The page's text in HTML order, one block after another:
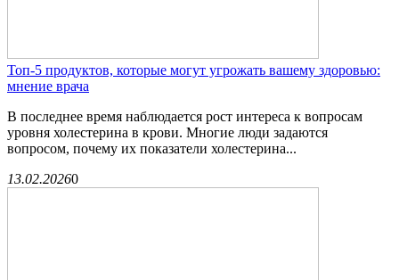
Топ-5 продуктов, которые могут угрожать вашему здоровью:
мнение врача
В последнее время наблюдается рост интереса к вопросам
уровня холестерина в крови. Многие люди задаются
вопросом, почему их показатели холестерина...
13.02.20260